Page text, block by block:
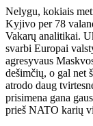
Nelygu, kokiais
Kyjivo per 78
Vakarų analitikai.
svarbi Europai
agresyvaus
dešimčių, o gal net
atrodo daug
prisimena gana
prieš NATO karių